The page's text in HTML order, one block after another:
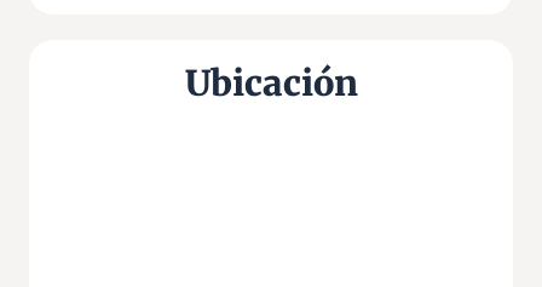
Ubicación